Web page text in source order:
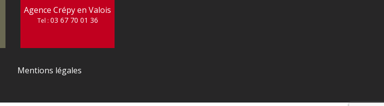
Agence Crépy en Valois
Tel : 03 67 70 01 36
Mentions légales